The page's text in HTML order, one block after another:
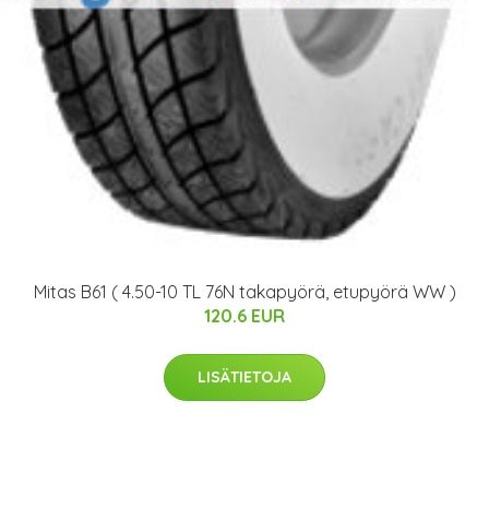
Mitas B61 ( 4.50-10 TL 76N takapyörä, etupyörä WW )
120.6 EUR
LISÄTIETOJA